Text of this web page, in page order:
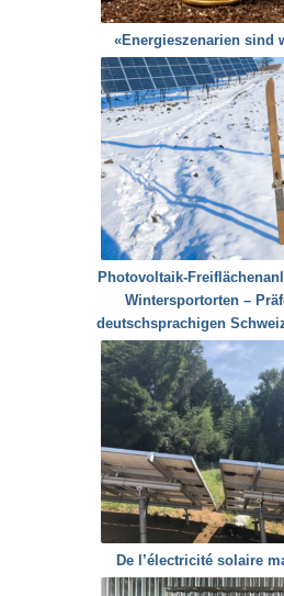
«Energieszenarien sind
Photovoltaik-
Wintersportorten –
deutschsprachigen
De l’électricité solaire